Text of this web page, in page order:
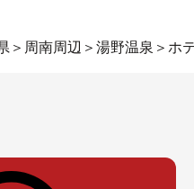
＞ 周南周辺 ＞ 湯野温泉 ＞ ホ